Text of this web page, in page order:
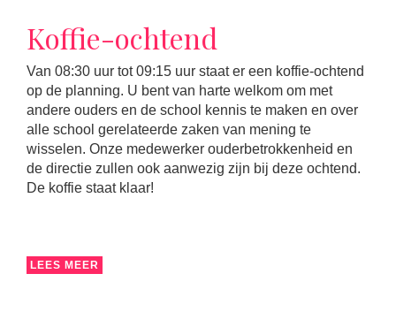
Koffie-ochtend
Van 08:30 uur tot 09:15 uur staat er een koffie-ochtend
op de planning. U bent van harte welkom om met
andere ouders en de school kennis te maken en over
alle school gerelateerde zaken van mening te
wisselen. Onze medewerker ouderbetrokkenheid en
de directie zullen ook aanwezig zijn bij deze ochtend.
De koffie staat klaar!
LEES MEER